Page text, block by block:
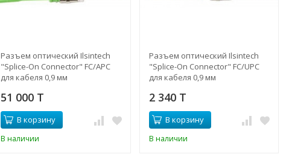
Разъем оптический Ilsintech
"Splice-On Connector" FC/APC
для кабеля 0,9 мм
51 000 T
В корзину
В наличии
Разъем оптический Ilsintech
"Splice-On Connector" FC/UPC
для кабеля 0,9 мм
2 340 T
В корзину
В наличии